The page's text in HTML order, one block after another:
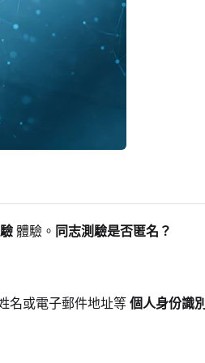
體驗。 同志測驗是否匿名？
名或電子郵件地址等 個人身份識別